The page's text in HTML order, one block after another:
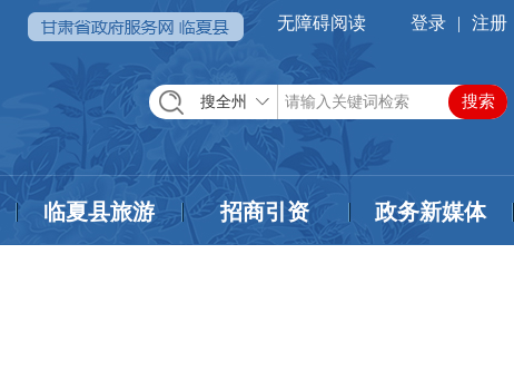
无障碍阅读 登录 | 注册
搜全州
临夏县旅游 招商引资 政务新媒体